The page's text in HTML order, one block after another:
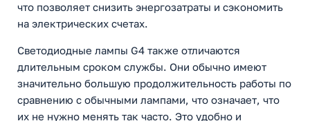
что позволяет снизить энергозатраты и сэкономить
на электрических счетах.
Светодиодные лампы G4 также отличаются
длительным сроком службы. Они обычно имеют
значительно большую продолжительность работы по
сравнению с обычными лампами, что означает, что
их не нужно менять так часто. Это удобно и